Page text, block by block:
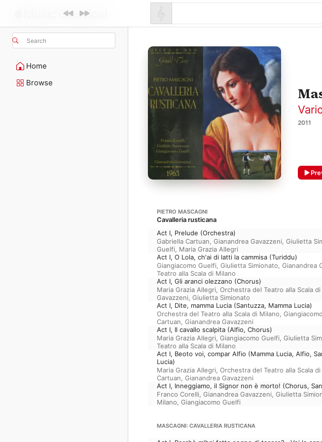
Search
Home
Browse
2011
PIETRO MASCAGNI
Cavalleria rusticana
Act I, Prelude (Orchestra)
Gabriella Cartuan, Gianandrea Gavazzeni, Giulietta
Guelfi, Maria Grazia Allegri
Act I, O Lola, ch'ai di latti la cammisa (Turiddu)
Giangiacomo Guelfi, Giulietta Simionato, Gianandrea
Teatro alla Scala di Milano
Act I, Gli aranci olezzano (Chorus)
Maria Grazia Allegri, Orchestra del Teatro alla Scala
Gavazzeni, Giulietta Simionato
Act I, Dite, mamma Lucia (Santuzza, Mamma Lucia)
Orchestra del Teatro alla Scala di Milano,
Cartuan, Gianandrea Gavazzeni
Act I, Il cavallo scalpita (Alfio, Chorus)
Maria Grazia Allegri, Giangiacomo Guelfi, Giulietta
Teatro alla Scala di Milano
Act I, Beoto voi, compar Alfio (Mamma Lucia, Alfio,
Lucia)
Maria Grazia Allegri, Orchestra del Teatro alla Scala
Cartuan, Gianandrea Gavazzeni
Act I, Inneggiamo, il Signor non è morto! (Chorus,
Franco Corelli, Gianandrea Gavazzeni, Giulietta
Milano, Giangiacomo Guelfi
MASCAGNI: CAVALLERIA RUSTICANA